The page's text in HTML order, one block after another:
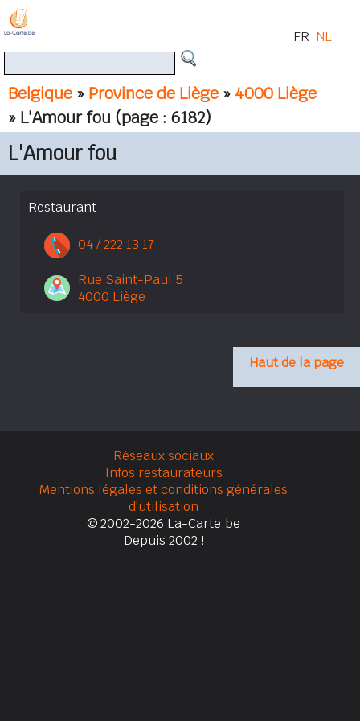
Belgique » Province de Liège » 4000 Liège
» L'Amour fou (page : 6182)
FR NL
L'Amour fou
Restaurant
04 / 222 13 17
Rue Saint-Paul 5
4000 Liège
Haut de la page
Réseaux sociaux
Infos restaurateurs
Mentions légales et conditions générales
d'utilisation
© 2002-2026 La-Carte.be
Depuis 2002 !